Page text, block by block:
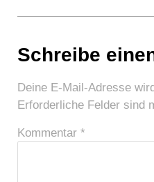
Schreibe
Deine E-Mail-Adresse
Erforderliche Felder sind
Kommentar *